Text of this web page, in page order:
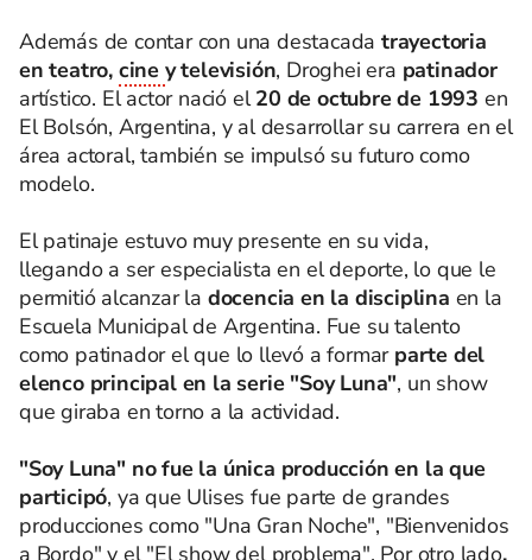
Además de contar con una destacada trayectoria
en teatro, cine y televisión, Droghei era patinador
artístico. El actor nació el20 de octubre de 1993 en
El Bolsón, Argentina, y al desarrollar su carrera en el
área actoral, también se impulsó su futuro como
modelo.
El patinaje estuvo muy presente en su vida,
llegando a ser especialista en el deporte, lo que le
permitió alcanzar la docencia en la disciplina en la
Escuela Municipal de Argentina. Fue su talento
como patinador el que lo llevó a formarparte del
elenco principal en la serie "Soy Luna", un show
que giraba en torno a la actividad.
"Soy Luna" no fue la única producción en la que
participó, ya que Ulises fue parte de grandes
producciones como "Una Gran Noche", "Bienvenidos
a Bordo" y el "El show del problema". Por otro lado,